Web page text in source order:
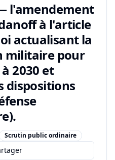
l'amendement
à l'article
actualisant la
militaire pour
2030 et
dispositions
Scrutin public ordinaire